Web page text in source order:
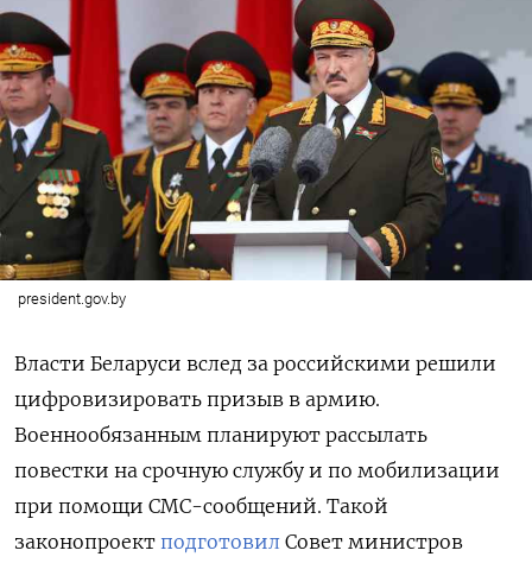
president.gov.by
Власти Беларуси вслед за российскими решили
цифровизировать призыв в армию.
Военнообязанным планируют рассылать
повестки на срочную службу и по мобилизации
при помощи СМС-сообщений. Такой
законопроект подготовил Совет министров